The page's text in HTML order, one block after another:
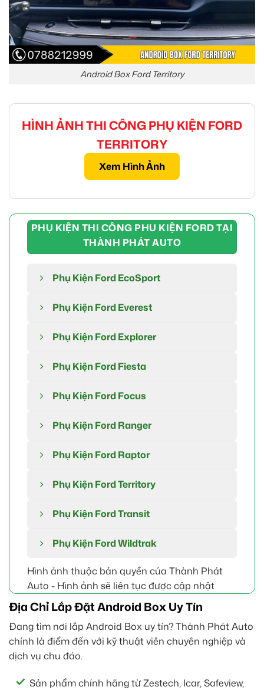
Android Box Ford Territory
HÌNH ẢNH THI CÔNG PHỤ KIỆN FORD
TERRITORY
Xem Hình Ảnh
PHỤ KIỆN THI CÔNG PHU KIỆN FORD TẠI
THÀNH PHÁT AUTO
Phụ Kiện Ford EcoSport
Phụ Kiện Ford Everest
Phụ Kiện Ford Explorer
Phụ Kiện Ford Fiesta
Phụ Kiện Ford Focus
Phụ Kiện Ford Ranger
Phụ Kiện Ford Raptor
Phụ Kiện Ford Territory
Phụ Kiện Ford Transit
Phụ Kiện Ford Wildtrak
Hình ảnh thuộc bản quyền của Thành Phát
Auto - Hình ảnh sẽ liên tục được cập nhật
Địa Chỉ Lắp Đặt Android Box Uy Tín
Đang tìm nơi lắp Android Box uy tín? Thành Phát Auto
chính là điểm đến với kỹ thuật viên chuyên nghiệp và
dịch vụ chu đáo.
Sản phẩm chính hãng từ Zestech, Icar, Safeview,